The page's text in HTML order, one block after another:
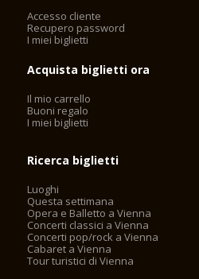
Accesso cliente
Recupero password
I miei biglietti
Acquista biglietti ora
Il mio carrello
Buoni regalo
I miei biglietti
Ricerca biglietti
Luoghi
Questa settimana
Opera e Balletto a Vienna
Concerti classici a Vienna
Concerti pop/rock a Vienna
Cabaret a Vienna
Tour turistici di Vienna